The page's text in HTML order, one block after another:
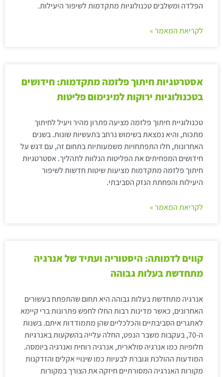
הפלדה ומשלבים טכנולוגיות מתקדמות לשיפור היעילות.
לקריאת המאמר »
אסטרטגיות חיתוך פלזמה מתקדמות: חידושים
בטכנולוגיות ירוקות למינימום פליטות
טכנולוגיית חיתוך פלזמה מציעה פתרון מהיר ויעיל לחיתוך
מתכות, והיא נמצאת בשימוש נרחב בתעשיות שונות. בשנים
האחרונות, חלו התפתחויות משמעותיות בתחום זה, עם דגש על
חידושים המפחיתים את הפליטות הנלוות לתהליך. אסטרטגיות
חיתוך פלזמה מתקדמות מציעות שיטות חדשות לשיפור
היעילות והפחתת הנזק הסביבתי.
לקריאת המאמר »
קווים לדמותה: היסטוריה ועתיד של אנרגיה
מתחדשת בעלות גבוהה
אנרגיה מתחדשת בעלות גבוהה היא תחום שהתפתח בעשורים
האחרונים, כאשר מדינות רבות החלו לחפש פתרונות ברי קיימא
לאתגרים הסביבתיים והכלכליים שהן מתמודדות איתם. בשנות
ה-70, בעקבות משבר הנפט, החלה עלייה בהשקעות באנרגיות
חלופיות כמו אנרגיה סולארית, אנרגיה רוחית ואנרגיה ביומסה.
המודעות ההולכת וגוברת לבעיות כמו שינויי אקלים והזדקנות
מקורות האנרגיה המסורתיים חיזקה את הצורך במקורות